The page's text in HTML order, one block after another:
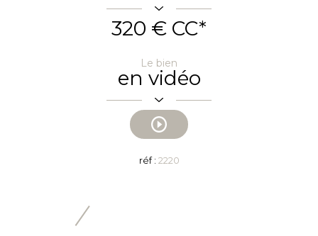
320 € CC*
Le bien
en vidéo
réf : 2220